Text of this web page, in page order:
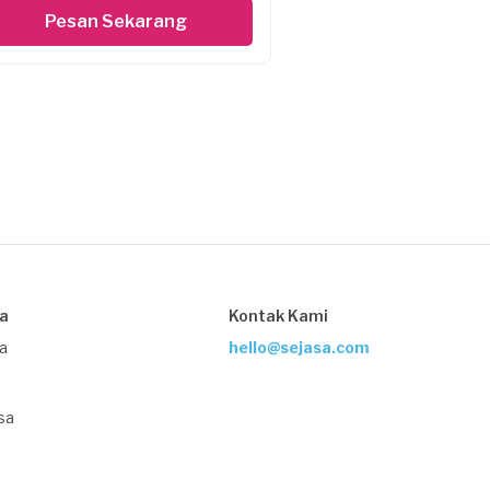
Pesan Sekarang
Kontak Kami
hello@sejasa.com